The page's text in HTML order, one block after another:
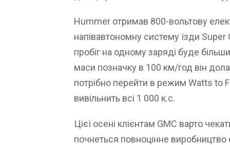
Hummer отримав 800-вольтову
напівавтономну систему їзди
пробіг на одному заряді буде
маси позначку в 100 км/год він
потрібно перейти в режим Watts to
вивільнить всі 1 000 к.с.
Цієї осені клієнтам GMC варто
почнеться повноцінне виробництво